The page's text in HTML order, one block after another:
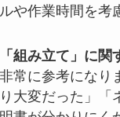
や作業時間を考
組み立て」に関
常に参考になり
大変だった」「